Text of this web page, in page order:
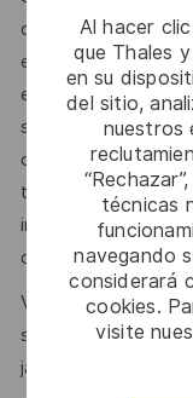
Al hacer
que Thales
en su
del sitio,
nuestros
técnicas
navegando
considerará
cookies.
visite
demain, tout en
et en
enjeux. Nous
saura apporter sa
connaissances et
technique est
importance à
chacun.
Vous êtes
souhaitez travailler
jamais vous